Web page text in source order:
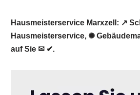
Hausmeisterservice Marxzell: ↗️
Hausmeisterservice, ✺
auf Sie ✉ ✔.